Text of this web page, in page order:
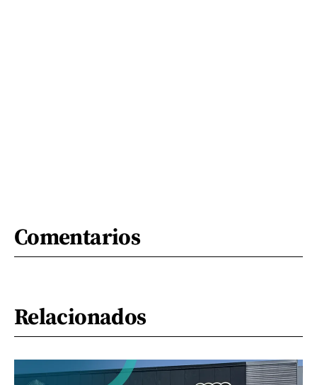
Comentarios
Relacionados